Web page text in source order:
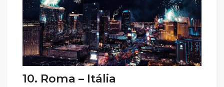
10. Roma – Itália